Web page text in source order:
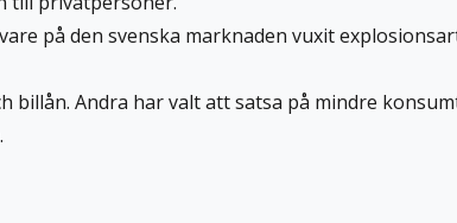
på den svenska marknaden vuxit
Andra har valt att satsa på mindre